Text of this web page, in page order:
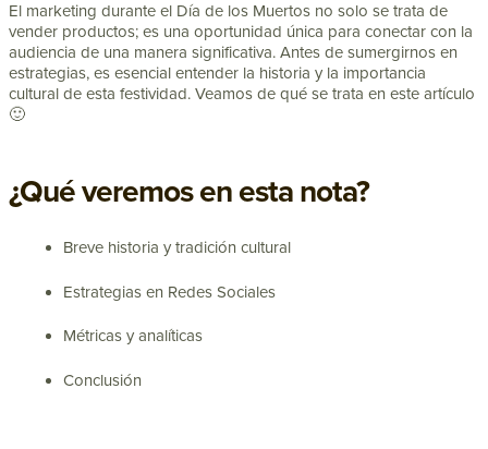
El marketing durante el Día de los Muertos no solo se trata de
vender productos; es una oportunidad única para conectar con la
audiencia de una manera significativa. Antes de sumergirnos en
estrategias, es esencial entender la historia y la importancia
cultural de esta festividad. Veamos de qué se trata en este artículo
🙂
¿Qué veremos en esta nota?
Breve historia y tradición cultural
Estrategias en Redes Sociales
Métricas y analíticas
Conclusión